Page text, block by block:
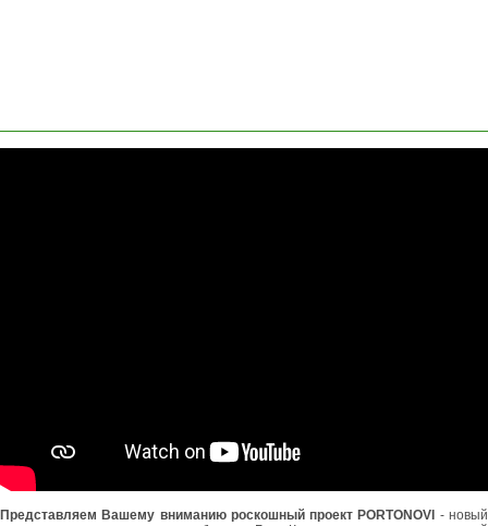
Представляем Вашему вниманию роскошный проект PORTONOVI - новый